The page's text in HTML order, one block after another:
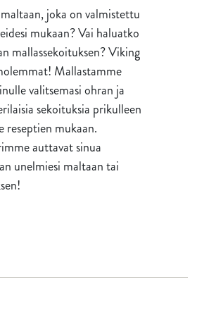
joka on valmistettu
mukaan? Vai haluatko
mallassekoituksen? Viking
Mallastamme
valitsemasi ohran ja
sekoituksia prikulleen
reseptien mukaan.
auttavat sinua
unelmiesi maltaan tai